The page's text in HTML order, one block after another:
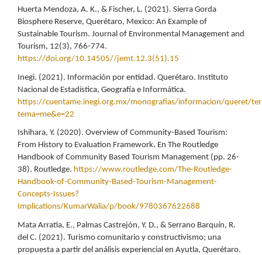
Huerta Mendoza, A. K., & Fischer, L. (2021). Sierra Gorda
Biosphere Reserve, Querétaro, Mexico: An Example of
Sustainable Tourism. Journal of Environmental Management and
Tourism, 12(3), 766-774.
https://doi.org/10.14505//jemt.12.3(51).15
Inegi. (2021). Información por entidad. Querétaro. Instituto
Nacional de Estadística, Geografía e Informática.
https://cuentame.inegi.org.mx/monografias/informacion/queret/
tema=me&e=22
Ishihara, Y. (2020). Overview of Community-Based Tourism:
From History to Evaluation Framework. En The Routledge
Handbook of Community Based Tourism Management (pp. 26-
38). Routledge. https://www.routledge.com/The-Routledge-
Handbook-of-Community-Based-Tourism-Management-
Concepts-Issues?
Implications/KumarWalia/p/book/9780367622688
Mata Arratia, E., Palmas Castrejón, Y. D., & Serrano Barquín, R.
del C. (2021). Turismo comunitario y constructivismo; una
propuesta a partir del análisis experiencial en Ayutla, Querétaro.